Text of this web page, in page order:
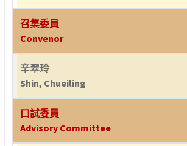
召集委員
Convenor
辛翠玲
Shin, Chueiling
口試委員
Advisory Committee